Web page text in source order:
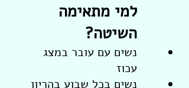
למי מתאימה
השיטה?
נשים עם עובר במצג
עכוז
נשים בכל שבוע בהריון